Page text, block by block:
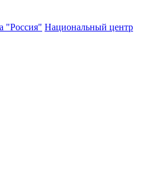
Национальный центр